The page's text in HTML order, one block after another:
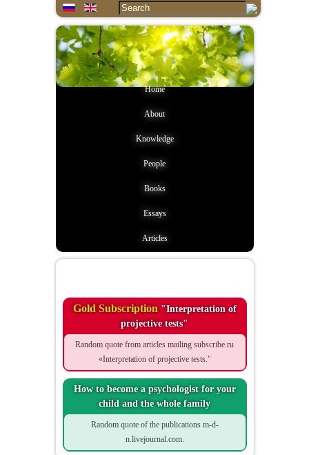
Home
About
Knowledge
People
Books
Essays
Articles
Gold Subscription"Interpretation of
projective tests"
Random quote from articles mailing subscribe.ru
«Interpretation of projective tests."
How to become a psychologist for your
child and the whole family
Random quote of the publications m-d-
n.livejournal.com.